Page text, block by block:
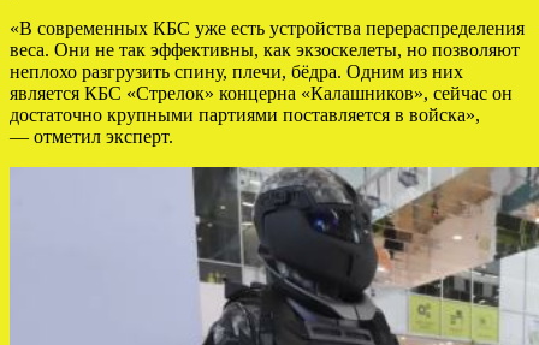
«В современных КБС уже есть устройства перераспределения
веса. Они не так эффективны, как экзоскелеты, но позволяют
неплохо разгрузить спину, плечи, бёдра. Одним из них
является КБС «Стрелок» концерна «Калашников», сейчас он
достаточно крупными партиями поставляется в войска»,
— отметил эксперт.